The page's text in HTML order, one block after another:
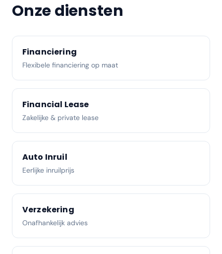
Onze diensten
Financiering
Flexibele financiering op maat
Financial Lease
Zakelijke & private lease
Auto Inruil
Eerlijke inruilprijs
Verzekering
Onafhankelijk advies